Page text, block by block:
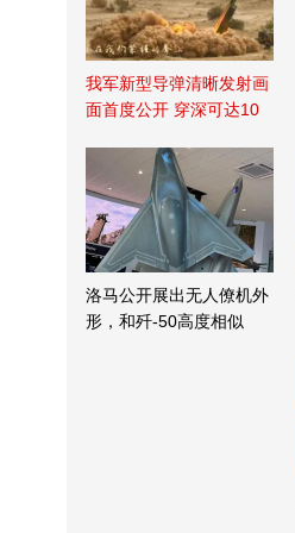
我军新型导弹清晰发射画
面首度公开 穿深可达10
洛马公开展出无人僚机外
形，和歼-50高度相似